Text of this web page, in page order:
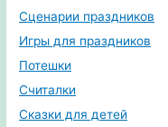
Сценарии праздников
Игры для праздников
Потешки
Считалки
Сказки для детей